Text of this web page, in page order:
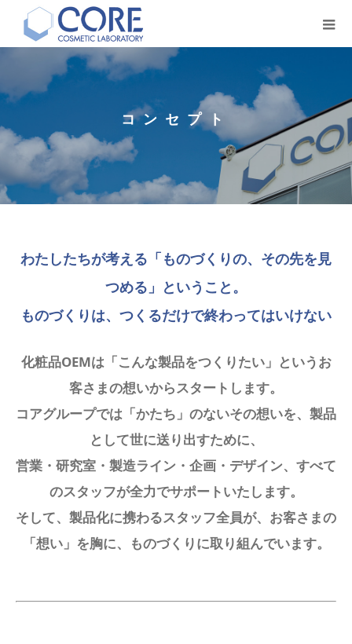
コンセプト
わたしたちが考える「ものづくりの、その先を見
つめる」ということ。
ものづくりは、つくるだけで終わってはいけない
化粧品OEMは「こんな製品をつくりたい」というお
客さまの想いからスタートします。
コアグループでは「かたち」のないその想いを、製品
として世に送り出すために、
営業・研究室・製造ライン・企画・デザイン、すべて
のスタッフが全力でサポートいたします。
そして、製品化に携わるスタッフ全員が、お客さまの
「想い」を胸に、ものづくりに取り組んでいます。